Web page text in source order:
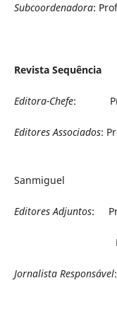
Subcoordenadora:
Revista Sequência
Editora-Chefe: Profa.
Editores Associados:
Profa. Dra.
Sanmiguel
Editores Adjuntos:
Prof. Me.
Jornalista Responsável